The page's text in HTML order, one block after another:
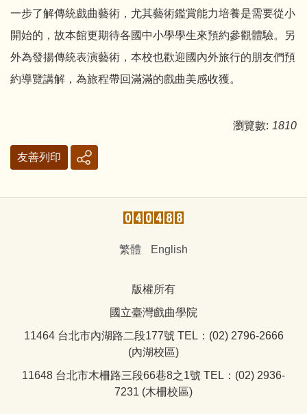
一步了解傳統戲曲藝術，尤其藝術鑑賞能力培養是需要從小
開始的，故本館更期待各國中小學學生來預約參觀體驗。另
外為發揚傳統表演藝術，本校也歡迎國內外旅行的朋友們預
約導覽講解，為旅程帶回滿滿的戲曲美感收獲。
瀏覽數: 1810
友善列印
繁體 English
版權所有
國立臺灣戲曲學院
11464 台北市內湖路二段177號 TEL：(02) 2796-2666
(內湖校區)
11648 台北市木柵路三段66巷8之1號 TEL：(02) 2936-
7231 (木柵校區)